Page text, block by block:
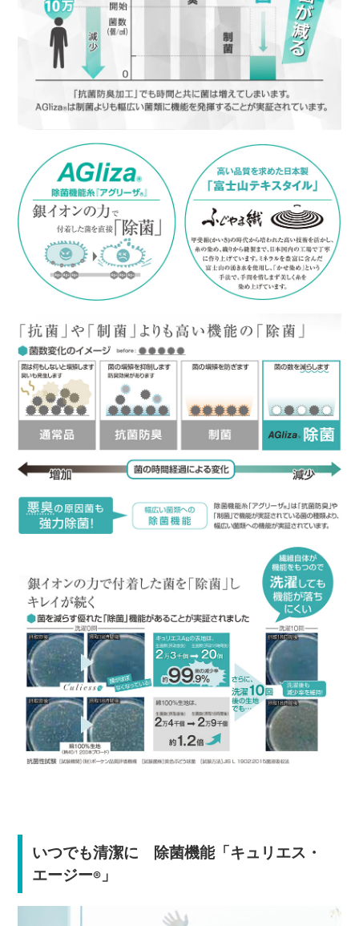
いつでも清潔に 除菌機能「キュリエス・
エージー®」